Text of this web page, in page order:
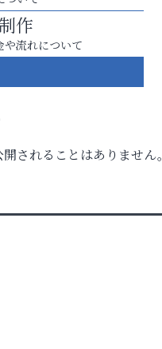
店舗PRやリニューアル告
作
や流れについて
されることはありません。